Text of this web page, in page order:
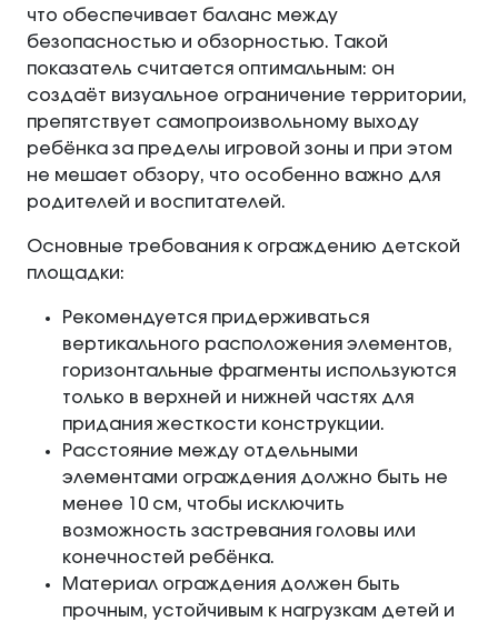
что обеспечивает баланс между
безопасностью и обзорностью. Такой
показатель считается оптимальным: он
создаёт визуальное ограничение территории,
препятствует самопроизвольному выходу
ребёнка за пределы игровой зоны и при этом
не мешает обзору, что особенно важно для
родителей и воспитателей.
Основные требования к ограждению детской
площадки:
Рекомендуется придерживаться
вертикального расположения элементов,
горизонтальные фрагменты используются
только в верхней и нижней частях для
придания жесткости конструкции.
Расстояние между отдельными
элементами ограждения должно быть не
менее 10 см, чтобы исключить
возможность застревания головы или
конечностей ребёнка.
Материал ограждения должен быть
прочным, устойчивым к нагрузкам детей и